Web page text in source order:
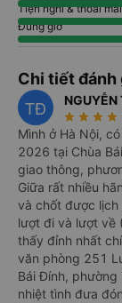
Tiện nghi & thoải mái
Đúng giờ
Chi tiết đánh
TĐ star_rate star_rate star_rate star_rate
Mình ở Hà Nội,
2026 tại Chùa
giao thông,
Giữa rất nhiều
và chốt được lịch
lượt đi và lượt về
thấy đỉnh nhất
văn phòng 251
Bái Đính,
nhiệt tình đưa